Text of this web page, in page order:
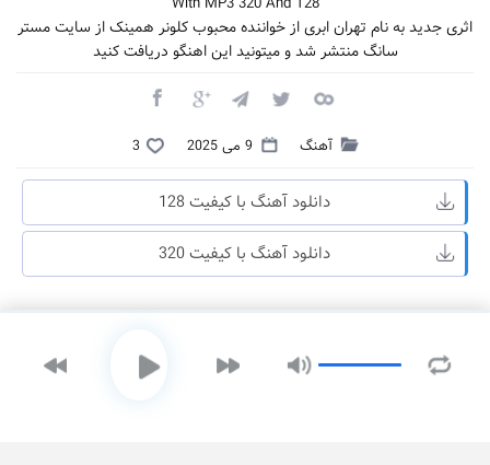
اثری جدید به نام تهران ابری از خواننده محبوب کلونر همینک از سایت مستر
سانگ منتشر شد و میتونید این اهنگو دریافت کنید
آهنگ 9 می 2025 3
دانلود آهنگ با کیفیت 128
دانلود آهنگ با کیفیت 320